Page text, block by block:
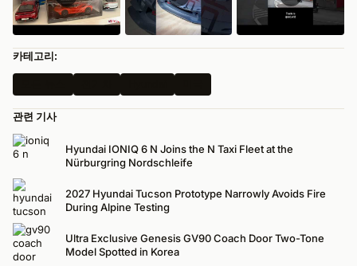
카테고리:
관련 기사
Hyundai IONIQ 6 N Joins the N Taxi Fleet at the
Nürburgring Nordschleife
2027 Hyundai Tucson Prototype Narrowly Avoids Fire
During Alpine Testing
Ultra Exclusive Genesis GV90 Coach Door Two-Tone
Model Spotted in Korea